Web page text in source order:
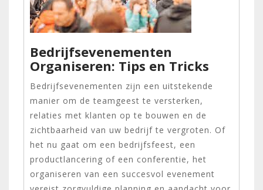
Bedrijfsevenementen
Organiseren: Tips en Tricks
Bedrijfsevenementen zijn een uitstekende
manier om de teamgeest te versterken,
relaties met klanten op te bouwen en de
zichtbaarheid van uw bedrijf te vergroten. Of
het nu gaat om een bedrijfsfeest, een
productlancering of een conferentie, het
organiseren van een succesvol evenement